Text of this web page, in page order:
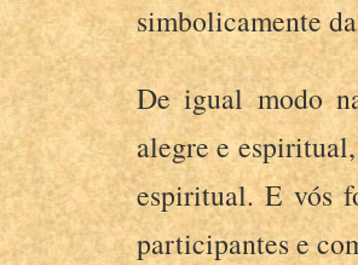
simbolicamente
De igual modo
alegre e
espiritual. E vós
participantes e